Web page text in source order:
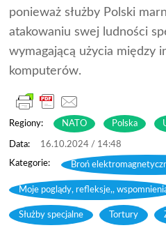
ponieważ służby Polski
atakowaniu swej ludności
wymagającą użycia między
komputerów.
Regiony: NATO Polska
16.10.2024 / 14:48
Broń
Moje poglądy, refleksje,,
Służby specjalne , Tortury ,